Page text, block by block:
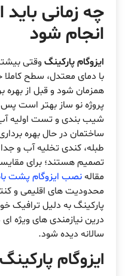
چه زمانی باید
انجام شود
ایزوگام پارکینگ وقتی
با دمای معتدل، سطح
همزمان شود و قبل از بهره
پروژه نو ساز بهتر است
شیب بندی و تست اولیه
ساختمان در حال بهره
طبله، کندی تخلیه آب و
تصمیم هستند؛ برای
مقالهنصب ایزوگام پشت
محدودیت های اقلیمی و
پارکینگ به دلیل ترافیک
درین نیازمندی های ویژه ای
سالانه دیده شود.
ایزوگام